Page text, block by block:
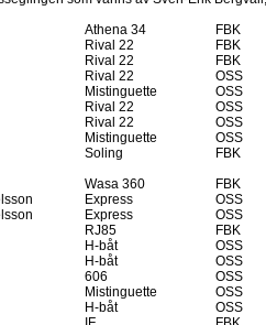
Athena 34
FBK
Rival 22
FBK
Rival 22
FBK
Rival 22
OSS
Mistinguette
OSS
Rival 22
OSS
Rival 22
OSS
Mistinguette
OSS
Soling
FBK
Wasa 360
FBK
Express
OSS
Express
OSS
RJ85
FBK
H-båt
OSS
H-båt
OSS
606
OSS
Mistinguette
OSS
H-båt
OSS